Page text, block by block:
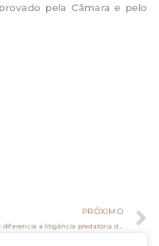
pela Câmara e pelo
PRÓXIMO